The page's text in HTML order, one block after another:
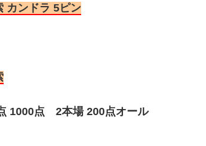
カンドラ 5ピン
1000点 2本場 200点オール